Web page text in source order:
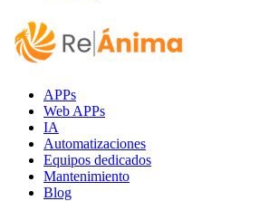
APPs
Web APPs
IA
Automatizaciones
Equipos dedicados
Mantenimiento
Blog